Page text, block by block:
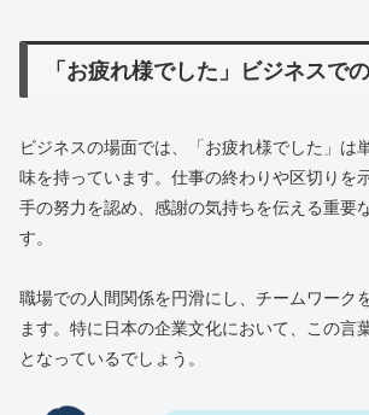
「お疲れ様でした」ビジネスで
ビジネスの場面では、「お疲れ様でした」は
味を持っています。仕事の終わりや区切りを
手の努力を認め、感謝の気持ちを伝える重要
す。
職場での人間関係を円滑にし、チームワーク
ます。特に日本の企業文化において、この言
となっているでしょう。